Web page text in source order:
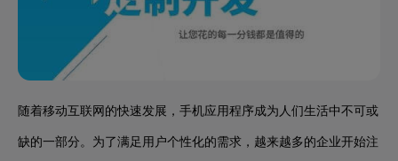
随着移动互联网的快速发展，手机应用程序成为人们生活中不可或
缺的一部分。为了满足用户个性化的需求，越来越多的企业开始注